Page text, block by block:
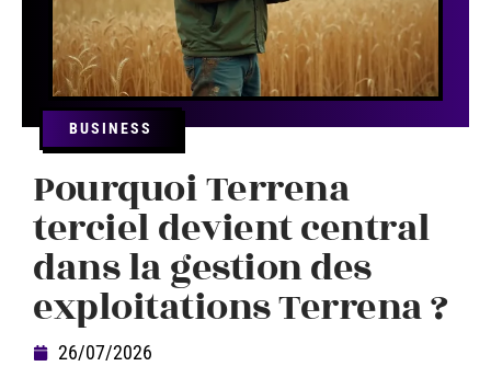
BUSINESS
Pourquoi Terrena
terciel devient central
dans la gestion des
exploitations Terrena ?
26/07/2026